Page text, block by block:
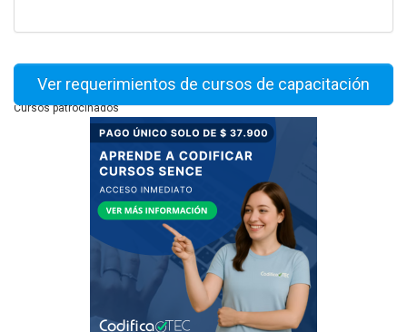
Ver requerimientos de cursos de capacitación
Cursos patrocinados